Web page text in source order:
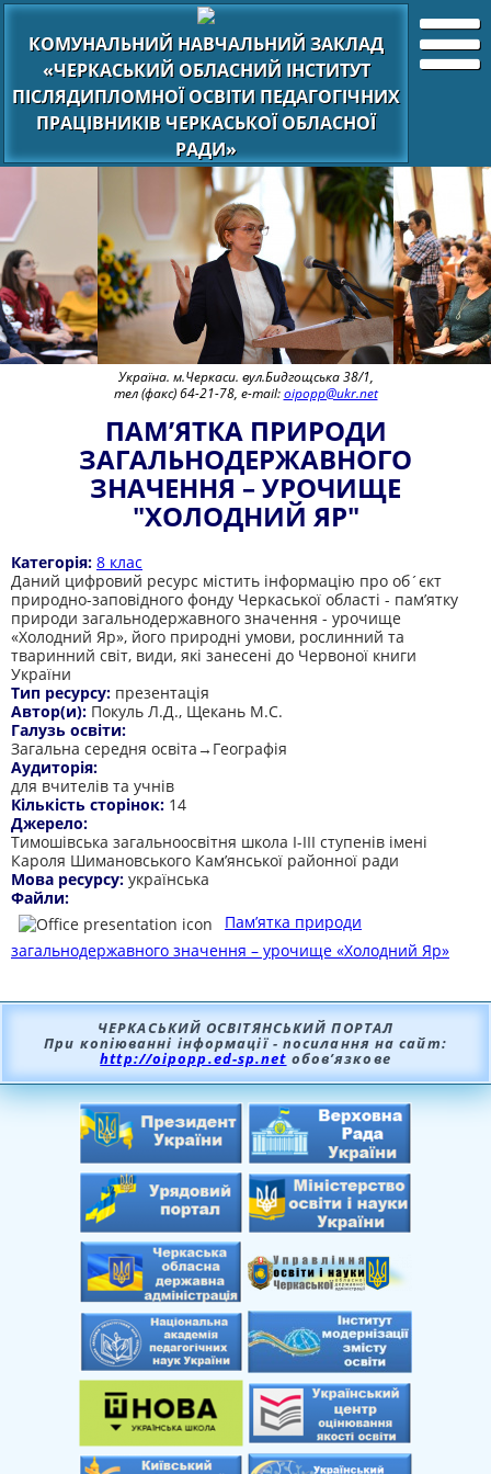
КОМУНАЛЬНИЙ НАВЧАЛЬНИЙ ЗАКЛАД
«ЧЕРКАСЬКИЙ ОБЛАСНИЙ ІНСТИТУТ
ПІСЛЯДИПЛОМНОЇ ОСВІТИ ПЕДАГОГІЧНИХ
ПРАЦІВНИКІВ ЧЕРКАСЬКОЇ ОБЛАСНОЇ
РАДИ»
Україна. м.Черкаси. вул.Бидгощська 38/1,
тел (факс) 64-21-78, e-mail:oipopp@ukr.net
ПАМ’ЯТКА ПРИРОДИ
ЗАГАЛЬНОДЕРЖАВНОГО
ЗНАЧЕННЯ – УРОЧИЩЕ
"ХОЛОДНИЙ ЯР"
Категорія: 8 клас
Даний цифровий ресурс містить інформацію про об´єкт
природно-заповідного фонду Черкаської області - пам’ятку
природи загальнодержавного значення - урочище
«Холодний Яр», його природні умови, рослинний та
тваринний світ, види, які занесені до Червоної книги
України
Тип ресурсу: презентація
Автор(и): Покуль Л.Д., Щекань М.С.
Галузь освіти:
Загальна середня освіта→Географія
Аудиторія:
для вчителів та учнів
Кількість сторінок: 14
Джерело:
Тимошівська загальноосвітня школа І-ІІІ ступенів імені
Кароля Шимановського Кам’янської районної ради
Мова ресурсу: українська
Файли:
Пам’ятка природи
загальнодержавного значення – урочище «Холодний Яр»
ЧЕРКАСЬКИЙ ОСВІТЯНСЬКИЙ ПОРТАЛ
При копіюванні інформації - посилання на сайт:
http://oipopp.ed-sp.net обов’язкове